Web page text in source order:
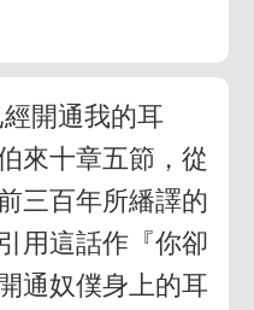
開通我的耳
來十章五節，從
三百年所繙譯的
用這話作『你卻
通奴僕身上的耳